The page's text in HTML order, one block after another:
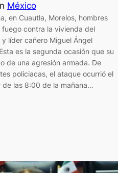
México
en Cuautla, Morelos, hombres
contra la vivienda del
líder cañero Miguel Ángel
es la segunda ocasión que su
de una agresión armada. De
policiacas, el ataque ocurrió el
de las 8:00 de la mañana…